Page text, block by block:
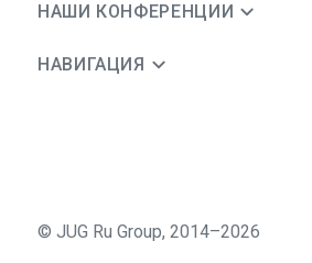
НАШИ КОНФЕРЕНЦИИ
НАВИГАЦИЯ
© JUG Ru Group, 2014–2026